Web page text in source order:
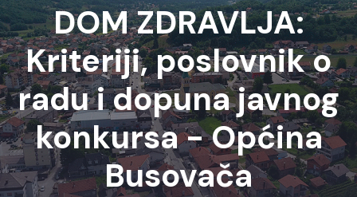
DOM ZDRAVLJA:
Kriteriji, poslovnik o
radu i dopuna javnog
konkursa - Općina
Busovača